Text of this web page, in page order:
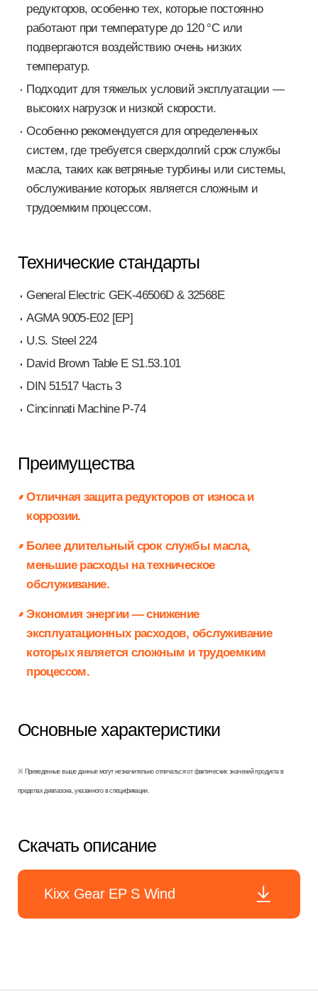
редукторов, особенно тех, которые постоянно
работают при температуре до 120 °C или
подвергаются воздействию очень низких
температур.
Подходит для тяжелых условий эксплуатации —
высоких нагрузок и низкой скорости.
Особенно рекомендуется для определенных
систем, где требуется сверхдолгий срок службы
масла, таких как ветряные турбины или системы,
обслуживание которых является сложным и
трудоемким процессом.
Технические стандарты
General Electric GEK-46506D & 32568E
AGMA 9005-E02 [EP]
U.S. Steel 224
David Brown Table E S1.53.101
DIN 51517 Часть 3
Cincinnati Machine P-74
Преимущества
Отличная защита редукторов от износа и
коррозии.
Более длительный срок службы масла,
меньшие расходы на техническое
обслуживание.
Экономия энергии — снижение
эксплуатационных расходов, обслуживание
которых является сложным и трудоемким
процессом.
Основные характеристики
※ Приведенные выше данные могут незначительно отличаться от фактических значений продукта в
пределах диапазона, указанного в спецификации.
Скачать описание
Kixx Gear EP S Wind